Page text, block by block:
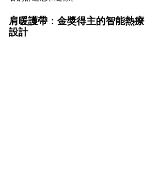
肩暖護帶：金獎得主的智能熱療
設計